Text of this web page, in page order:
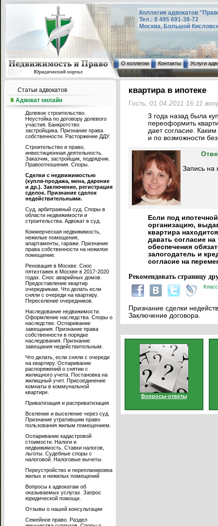
Коллегия адвокатов
Тел.: 8 495 691-38-72
Москва, Большой
О коллегии Контакты Услуги
Статьи адвокатов
Адвокат онлайн
Долевое строительство.
Неустойка по договору долевого
участия. Банкротство
застройщика. Признание права
собственности. Расторжение ДДУ.
Строительство и право,
инвестиционная деятельность.
Заказчик, застройщик, подрядчик.
Правоотношения. Споры.
Сделки с недвижимостью
(купля-продажа, мена, дарение
и др.). Заключение, регистрация
сделок. Признание сделок
недействительными.
Суд, арбитражный суд. Споры в
области недвижимости и
строительства. Адвокат в суд.
Коммерческая недвижимость,
нежилые помещения,
апартаменты, гаражи. Признание
права собственности на нежилое
помещение.
Реновация в Москве. Снос
пятиэтажек в Москве в 2017-2020
годах. Снос аварийных домов.
Предоставление квартир
очередникам. Что делать если
сняли с очереди на квартиру.
Переселение очередников.
Наследование недвижимости.
Оформление наследства. Споры о
наследстве. Оспаривание
завещания. Признание права
собственности в порядке
наследования. Признание
завещания недействительным.
Что делать, если сняли с очереди
на квартиру. Оспаривание
распоряжений о снятии с
жилищного учета. Постановка на
жилищный учет. Присоединение
комнаты в коммунальной
квартире.
Приватизация и расприватизация
Вселение и выселение через суд.
Признание утратившим право
пользования жилым помещением.
Оспаривание кадастровой
стоимости. Налоги и
недвижимость. Ставки налогов,
льготы. Судебные споры с
налоговой. Налоговые вычеты.
Переустройство и перепланировка
жилых и нежилых помещений
Вопросы к адвокатам об
оказываемых услугах. Запрос
юридической помощи.
Отзывы о нашей консультации
Семейное право. Раздел
квартира в ипотеке
Гость, 01.04.2011 16:11
3 года назад была
переоформить
дает согласие.
и по возможности
Запись на
Если под
организацию,
квартира
давать согласие
обеспечения
залогодатель и
согласие на
Рекомендовать страницу
Признание сделки
Заключение договора.
Вопросы-ответы